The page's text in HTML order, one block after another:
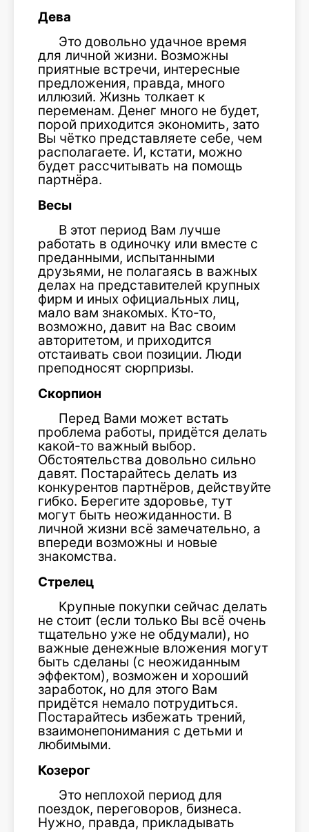
Дева
Это довольно удачное время
для личной жизни. Возможны
приятные встречи, интересные
предложения, правда, много
иллюзий. Жизнь толкает к
переменам. Денег много не будет,
порой приходится экономить, зато
Вы чётко представляете себе, чем
располагаете. И, кстати, можно
будет рассчитывать на помощь
партнёра.
Весы
В этот период Вам лучше
работать в одиночку или вместе с
преданными, испытанными
друзьями, не полагаясь в важных
делах на представителей крупных
фирм и иных официальных лиц,
мало вам знакомых. Кто-то,
возможно, давит на Вас своим
авторитетом, и приходится
отстаивать свои позиции. Люди
преподносят сюрпризы.
Скорпион
Перед Вами может встать
проблема работы, придётся делать
какой-то важный выбор.
Обстоятельства довольно сильно
давят. Постарайтесь делать из
конкурентов партнёров, действуйте
гибко. Берегите здоровье, тут
могут быть неожиданности. В
личной жизни всё замечательно, а
впереди возможны и новые
знакомства.
Стрелец
Крупные покупки сейчас делать
не стоит (если только Вы всё очень
тщательно уже не обдумали), но
важные денежные вложения могут
быть сделаны (с неожиданным
эффектом), возможен и хороший
заработок, но для этого Вам
придётся немало потрудиться.
Постарайтесь избежать трений,
взаимонепонимания с детьми и
любимыми.
Козерог
Это неплохой период для
поездок, переговоров, бизнеса.
Нужно, правда, прикладывать